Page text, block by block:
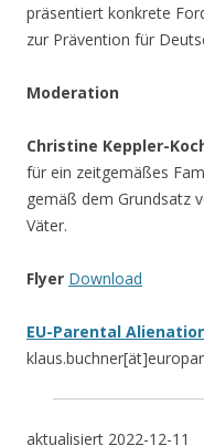
präsentiert konkrete
zur Prävention für
Moderation
Christine Keppler-
für ein zeitgemäßes
gemäß dem Grundsatz
Väter.
Flyer Download
EU-Parental
aktualisiert 2022-12-11